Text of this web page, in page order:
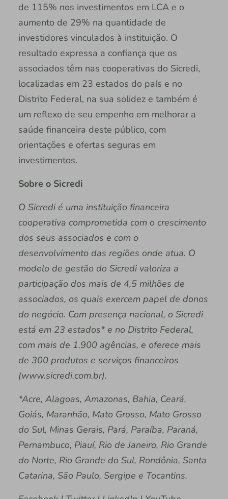
de 115% nos investimentos em LCA e o
aumento de 29% na quantidade de
investidores vinculados à instituição. O
resultado expressa a confiança que os
associados têm nas cooperativas do Sicredi,
localizadas em 23 estados do país e no
Distrito Federal, na sua solidez e também é
um reflexo de seu empenho em melhorar a
saúde financeira deste público, com
orientações e ofertas seguras em
investimentos.
Sobre o Sicredi
O Sicredi é uma instituição financeira
cooperativa comprometida com o crescimento
dos seus associados e com o
desenvolvimento das regiões onde atua. O
modelo de gestão do Sicredi valoriza a
participação dos mais de 4,5 milhões de
associados, os quais exercem papel de donos
do negócio. Com presença nacional, o Sicredi
está em 23 estados* e no Distrito Federal,
com mais de 1.900 agências, e oferece mais
de 300 produtos e serviços financeiros
(www.sicredi.com.br).
*Acre, Alagoas, Amazonas, Bahia, Ceará,
Goiás, Maranhão, Mato Grosso, Mato Grosso
do Sul, Minas Gerais, Pará, Paraíba, Paraná,
Pernambuco, Piauí, Rio de Janeiro, Rio Grande
do Norte, Rio Grande do Sul, Rondônia, Santa
Catarina, São Paulo, Sergipe e Tocantins.